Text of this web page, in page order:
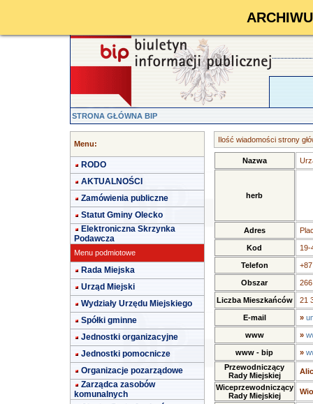
STRONA GŁÓWNA BIP
Menu:
RODO
AKTUALNOŚCI
Zamówienia publiczne
Statut Gminy Olecko
Elektroniczna Skrzynka
Podawcza
Menu podmiotowe
Rada Miejska
Urząd Miejski
Wydziały Urzędu Miejskiego
Spółki gminne
Jednostki organizacyjne
Jednostki pomocnicze
Organizacje pozarządowe
Zarządca zasobów
komunalnych
Ilość wiadomości strony
Nazwa
herb
Adres
Kod 19-
Telefon
Obszar
Liczba Mieszkańców 21
E-mail »
www »
www - bip »
Przewodniczący
Rady Miejskiej
Wiceprzewodniczący
Rady Miejskiej